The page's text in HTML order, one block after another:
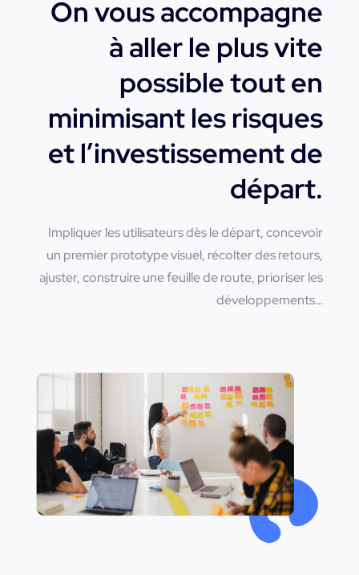
On vous accompagne
à aller le plus vite
possible tout en
minimisant les risques
et l’investissement de
départ.
Impliquer les utilisateurs dès le départ, concevoir
un premier prototype visuel, récolter des retours,
ajuster, construire une feuille de route, prioriser les
développements…